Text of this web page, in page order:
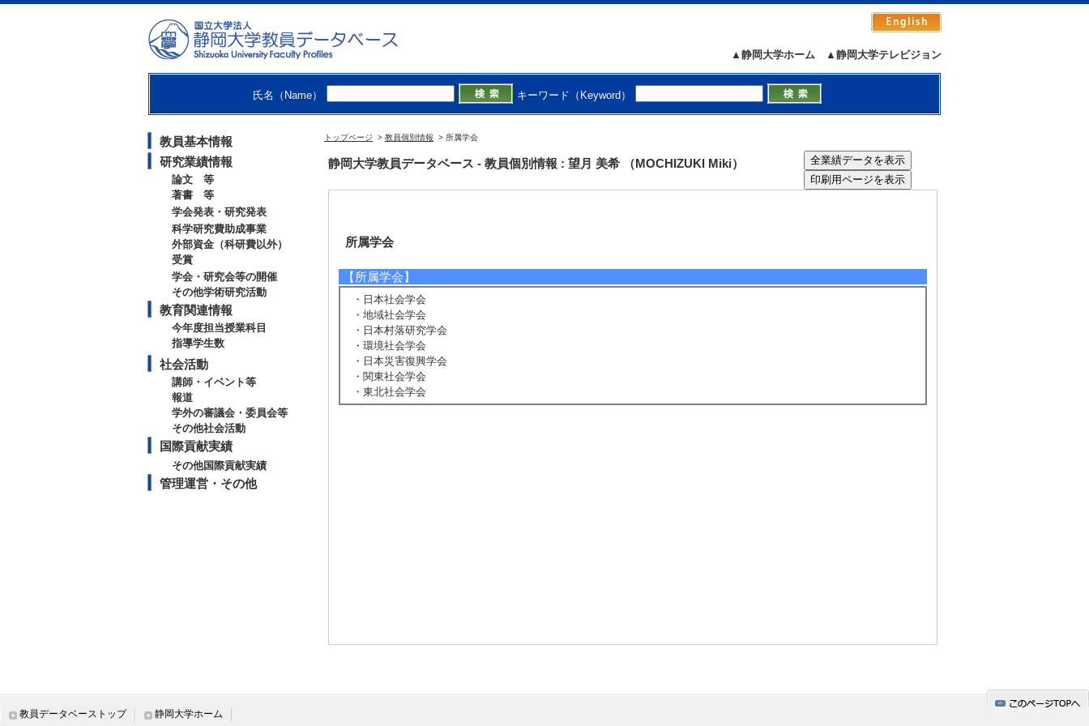
▲静岡大学テレビジョン
▲静岡大学ホーム
氏名（Name） キーワード（Keyword）
教員基本情報
研究業績情報
論文 等
著書 等
学会発表・研究発表
科学研究費助成事業
外部資金（科研費以外）
受賞
学会・研究会等の開催
その他学術研究活動
教育関連情報
今年度担当授業科目
指導学生数
社会活動
講師・イベント等
報道
学外の審議会・委員会等
その他社会活動
国際貢献実績
その他国際貢献実績
管理運営・その他
トップページ > 教員個別情報 > 所属学会
静岡大学教員データベース - 教員個別情報 : 望月 美希 （MOCHIZUKI Miki）
所属学会
【所属学会】
・日本社会学会
・地域社会学会
・日本村落研究学会
・環境社会学会
・日本災害復興学会
・関東社会学会
・東北社会学会
教員データベーストップ 静岡大学ホーム